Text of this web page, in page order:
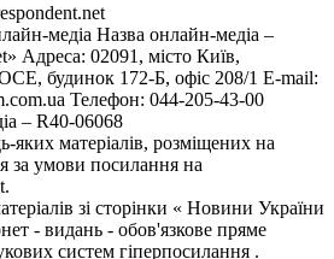
медіа Назва онлайн-медіа –
Адреса: 02091, місто Київ,
будинок 172-Б, офіс 208/1 E-mail:
Телефон: 044-205-43-00
– R40-06068
яких матеріалів, розміщених на
за умови посилання на
зі сторінки « Новини України
- видань - обов'язкове пряме
систем гіперпосилання .